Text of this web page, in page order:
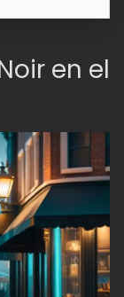
en el